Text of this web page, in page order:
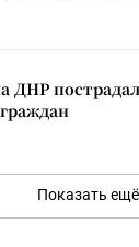
ДНР
Показать ещё